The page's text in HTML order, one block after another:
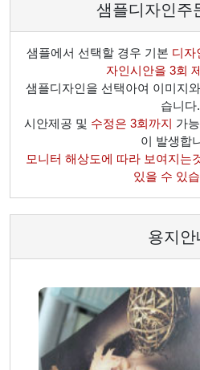
샘플디자인주
샘플에서 선택할 경우 기본 디자
자인시안을 3회
샘플디자인을 선택아여 이미지
습니다.
시안제공 및 수정은 3회까지 가
이 발생합
모니터 해상도에 따라 보여지는
있을 수 있
용지안